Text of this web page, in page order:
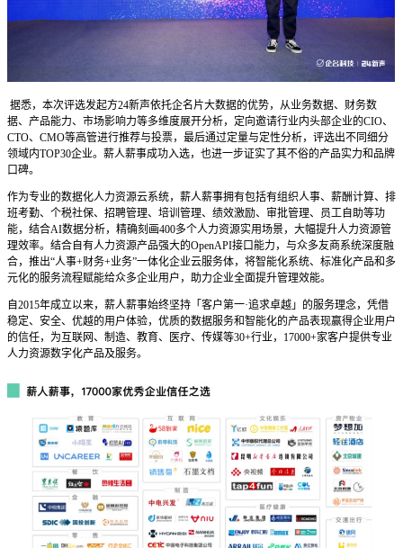
据悉，本次评选发起方24新声依托企名片大数据的优势，从业务数据、财务数
据、产品能力、市场影响力等多维度展开分析，定向邀请行业内头部企业的CIO、
CTO、 CMO等高管进行推荐与投票，最后通过定量与定性分析，评选出不同细分
领域内TOP30企业。薪人薪事成功入选，也进一步证实了其不俗的产品实力和品牌
口碑。
作为专业的数据化人力资源云系统，薪人薪事拥有包括有组织人事、薪酬计算、排
班考勤、个税社保、招聘管理、培训管理、绩效激励、审批管理、员工自助等功
能，结合AI数据分析，精确刻画400多个人力资源实用场景，大幅提升人力资源管
理效率。结合自有人力资源产品强大的OpenAPI接口能力，与众多友商系统深度融
合，推出“人事+财务+业务”一体化企业云服务体，将智能化系统、标准化产品和多
元化的服务流程赋能给众多企业用户，助力企业全面提升管理效能。
自2015年成立以来，薪人薪事始终坚持「客户第一·追求卓越」的服务理念，凭借
稳定、安全、优越的用户体验，优质的数据服务和智能化的产品表现赢得企业用户
的信任，为互联网、制造、教育、医疗、传媒等30+行业， 17000+家客户提供专业
人力资源数字化产品及服务。